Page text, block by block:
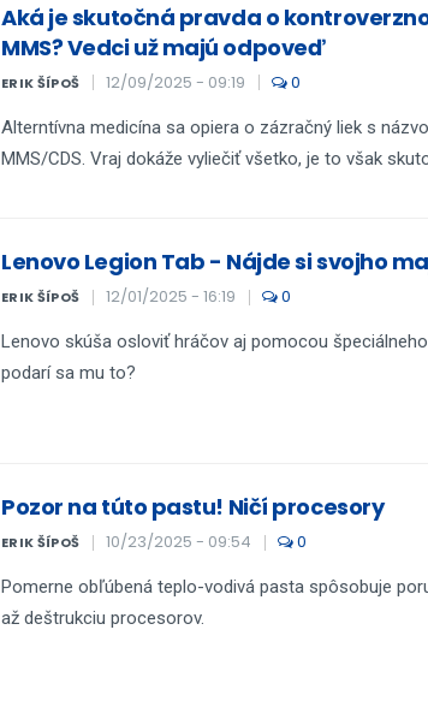
Aká je skutočná pravda o
MMS? Vedci už majú odpoveď
ERIK ŠÍPOŠ 12/09/2025 - 09:19 0
Alterntívna medicína sa opiera o zázračný liek s
MMS/CDS. Vraj dokáže vyliečiť všetko, je to však
Lenovo Legion Tab - Nájde si svojho
ERIK ŠÍPOŠ 12/01/2025 - 16:19 0
Lenovo skúša osloviť hráčov aj pomocou
podarí sa mu to?
Pozor na túto pastu! Ničí procesory
ERIK ŠÍPOŠ 10/23/2025 - 09:54 0
Pomerne obľúbená teplo-vodivá pasta spôsobuje
až deštrukciu procesorov.